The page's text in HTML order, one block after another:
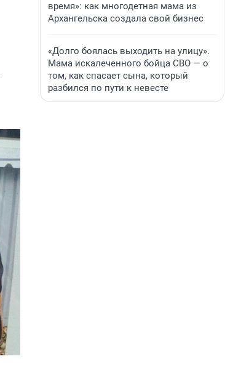
время»: как многодетная мама из
Архангельска создала свой бизнес
«Долго боялась выходить на улицу».
Мама искалеченного бойца СВО — о
том, как спасает сына, который
разбился по пути к невесте